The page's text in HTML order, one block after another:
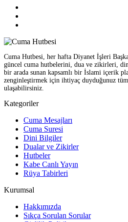
Cuma Hutbesi, her hafta Diyanet İşleri
güncel cuma hutbelerini, dua ve zikirleri,
bir arada sunan kapsamlı bir İslami içerik
zenginleştirmek için ihtiyaç duyduğunuz
ulaşabilirsiniz.
Kategoriler
Cuma Mesajları
Cuma Suresi
Dini Bilgiler
Dualar ve Zikirler
Hutbeler
Kabe Canlı Yayın
Rüya Tabirleri
Kurumsal
Hakkımızda
Sıkça Sorulan Sorular